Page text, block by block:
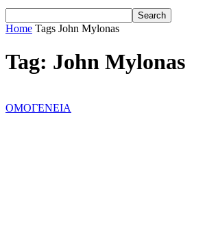
Home Tags John Mylonas
Tag: John Mylonas
ΟΜΟΓΕΝΕΙΑ